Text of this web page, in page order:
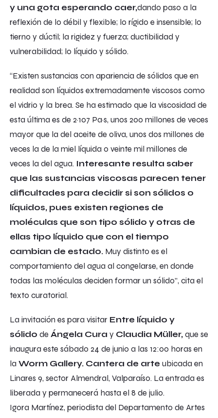
y una gota esperando caer,dando paso a la
reflexión de lo débil y flexible; lo rígido e insensible; lo
tierno y dúctil; la rigidez y fuerza; ductibilidad y
vulnerabilidad; lo líquido y sólido.
“Existen sustancias con apariencia de sólidos que en
realidad son líquidos extremadamente viscosos como
el vidrio y la brea. Se ha estimado que la viscosidad de
esta última es de 2·107 Pa·s, unos 200 millones de veces
mayor que la del aceite de oliva, unos dos millones de
veces la de la miel líquida o veinte mil millones de
veces la del agua. Interesante resulta saber
que las sustancias viscosas parecen tener
dificultades para decidir si son sólidos o
líquidos, pues existen regiones de
moléculas que son tipo sólido y otras de
ellas tipo líquido que con el tiempo
cambian de estado. Muy distinto es el
comportamiento del agua al congelarse, en donde
todas las moléculas deciden formar un sólido”, cita el
texto curatorial.
La invitación es para visitar Entre líquido y
sólido de Ángela Cura y Claudia Müller,que se
inaugura este sábado 24 de junio a las 12:00 horas en
la Worm Gallery. Cantera de arte ubicada en
Linares 9, sector Almendral, Valparaíso. La entrada es
liberada y permanecerá hasta el 8 de julio.
Igora Martínez, periodista del Departamento de Artes